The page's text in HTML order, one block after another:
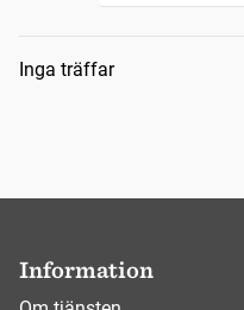
Sökresultat
Inga träffar
Information